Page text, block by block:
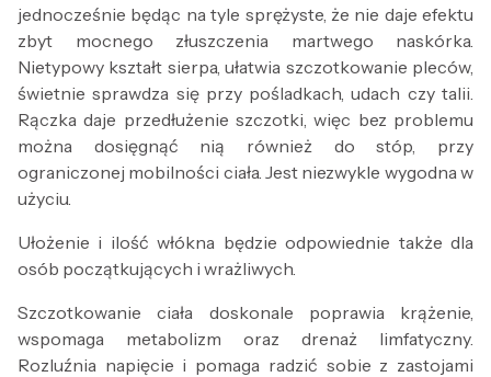
jednocześnie będąc na tyle sprężyste, że nie daje efektu
zbyt mocnego złuszczenia martwego naskórka.
Nietypowy kształt sierpa, ułatwia szczotkowanie pleców,
świetnie sprawdza się przy pośladkach, udach czy talii.
Rączka daje przedłużenie szczotki, więc bez problemu
można dosięgnąć nią również do stóp, przy
ograniczonej mobilności ciała. Jest niezwykle wygodna w
użyciu.
Ułożenie i ilość włókna będzie odpowiednie także dla
osób początkujących i wrażliwych.
Szczotkowanie ciała doskonale poprawia krążenie,
wspomaga metabolizm oraz drenaż limfatyczny.
Rozluźnia napięcie i pomaga radzić sobie z zastojami